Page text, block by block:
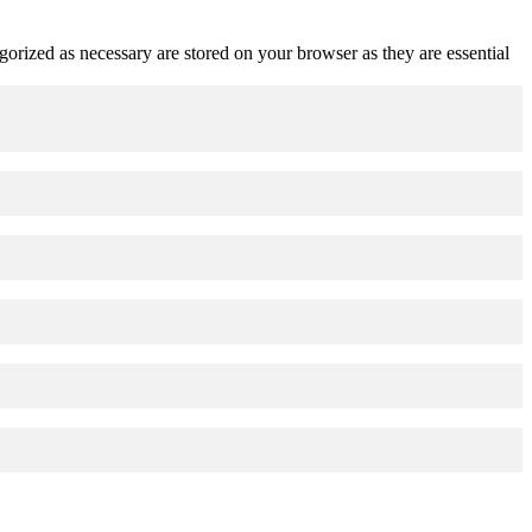
as necessary are stored on your browser as they are essential